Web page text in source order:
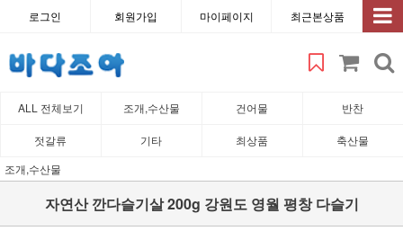
로그인 회원가입 마이페이지 최근본상품
ALL 전체보기 조개,수산물 건어물 반찬
젓갈류 기타 최상품
축산물
조개,수산물
자연산 깐다슬기살 200g 강원도 영월 평창 다슬기